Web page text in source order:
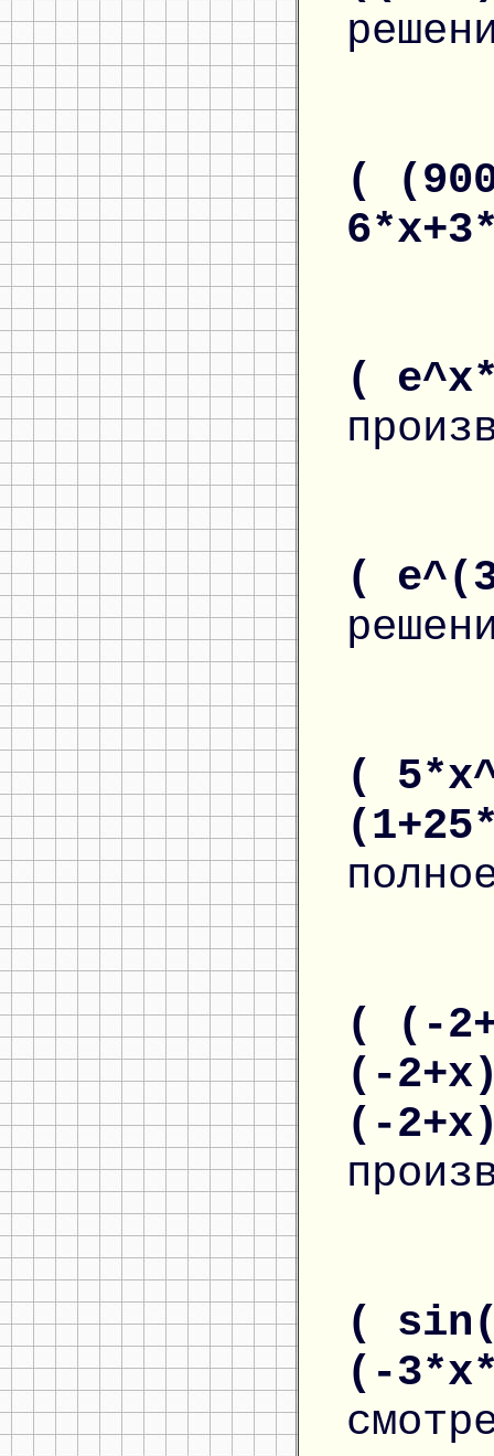
(
(
(
(
( (-
(-
(-
(
(-